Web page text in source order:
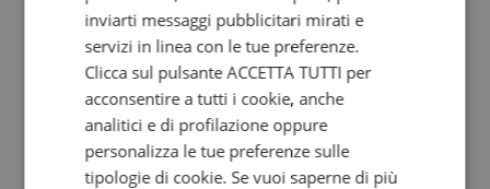
Valore futuro garantito
MORBIDELLI T 352 X
Abs
4.790 €94/mese
inviarti messaggi pubblicitari mirati e
servizi in linea con le tue preferenze.
Clicca sul pulsante ACCETTA TUTTI per
acconsentire a tutti i cookie, anche
analitici e di profilazione oppure
personalizza le tue preferenze sulle
tipologie di cookie. Se vuoi saperne di più